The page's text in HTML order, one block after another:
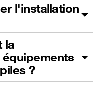
l'installation
la
?